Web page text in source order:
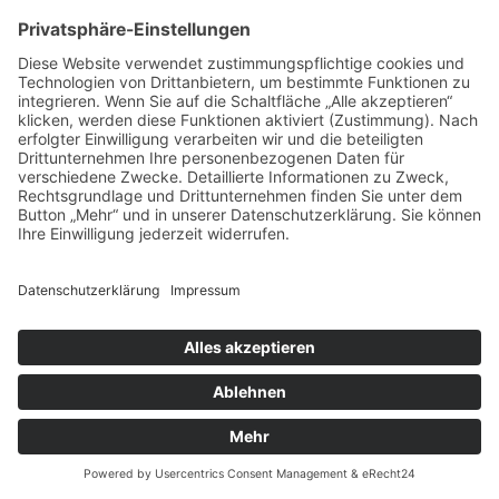
60386 Frankfurt am Main
info@caroutlet24.de
Impressum
Datenschutz
© 2026 Alle Rechte vorbehalten